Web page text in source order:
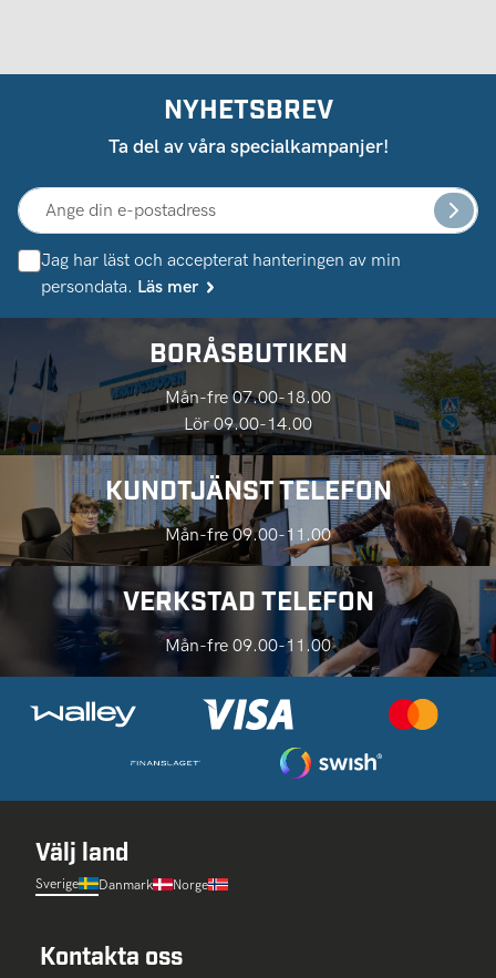
NYHETSBREV
Ta del av våra specialkampanjer!
Jag har läst och accepterat hanteringen av min
persondata. Läs mer
BORÅSBUTIKEN
Mån-fre 07.00-18.00
Lör 09.00-14.00
KUNDTJÄNST TELEFON
Mån-fre 09.00-11.00
VERKSTAD TELEFON
Mån-fre 09.00-11.00
Välj land
Sverige Danmark Norge
Kontakta oss